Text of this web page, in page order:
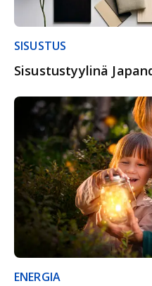
SISUSTUS
Sisustustyylinä
ENERGIA